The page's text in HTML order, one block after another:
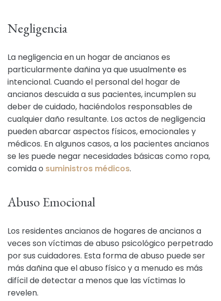
Negligencia
La negligencia en un hogar de ancianos es
particularmente dañina ya que usualmente es
intencional. Cuando el personal del hogar de
ancianos descuida a sus pacientes, incumplen su
deber de cuidado, haciéndolos responsables de
cualquier daño resultante. Los actos de negligencia
pueden abarcar aspectos físicos, emocionales y
médicos. En algunos casos, a los pacientes ancianos
se les puede negar necesidades básicas como ropa,
comida o suministros médicos.
Abuso Emocional
Los residentes ancianos de hogares de ancianos a
veces son víctimas de abuso psicológico perpetrado
por sus cuidadores. Esta forma de abuso puede ser
más dañina que el abuso físico y a menudo es más
difícil de detectar a menos que las víctimas lo
revelen.